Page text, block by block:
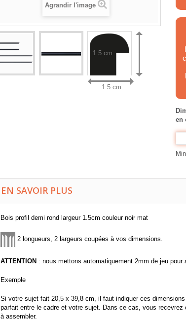
Agrandir l'image
1.5 cm
1.5 cm
en
EN SAVOIR PLUS
Bois profil demi rond largeur 1.5cm couleur noir mat
2 longueurs, 2 largeurs coupées à vos dimensions.
ATTENTION : nous mettons automatiquement 2mm de jeu
Exemple
Si votre sujet fait 20,5 x 39,8 cm, il faut indiquer ces
parfait entre le cadre et votre sujet. Dans ce cas, vous
à assembler.